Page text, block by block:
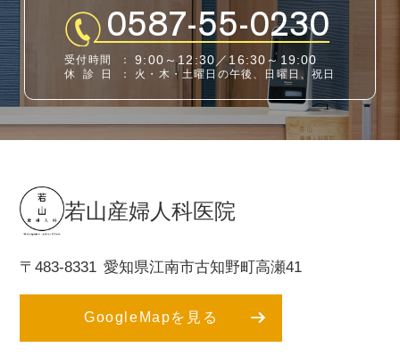
0587-55-0230
受付時間 ： 9:00～12:30／16:30～19:00
休診日 ： 火・木・土曜日の午後、日曜日、祝日
若山産婦人科医院
〒483-8331 愛知県江南市古知野町高瀬41
GoogleMapを見る